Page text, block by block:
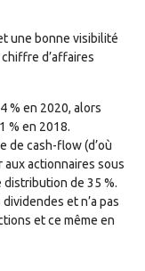
une bonne visibilité
d’affaires
% en 2020, alors
% en 2018.
de cash-flow (d’où
actionnaires sous
distribution de 35 %.
et n’a pas
et ce même en